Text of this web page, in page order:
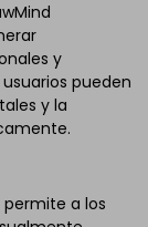
y
pueden
y la
permite a los